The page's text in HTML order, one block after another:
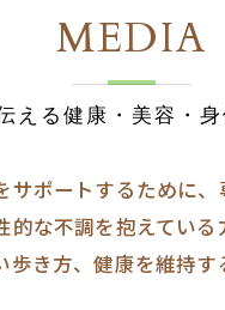
MEDIA
える健康・美容・
ポートするために
な不調を抱えてい
き方、健康を維持